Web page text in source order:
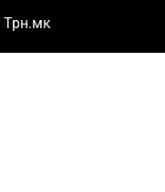
Трн.мк